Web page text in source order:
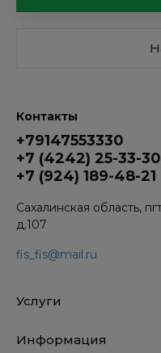
Контакты
+79147553330
+7 (4242) 25-33-30
+7 (924) 189-48-21
Сахалинская область,
д.107
fis_fis@mail.ru
Услуги
Информация